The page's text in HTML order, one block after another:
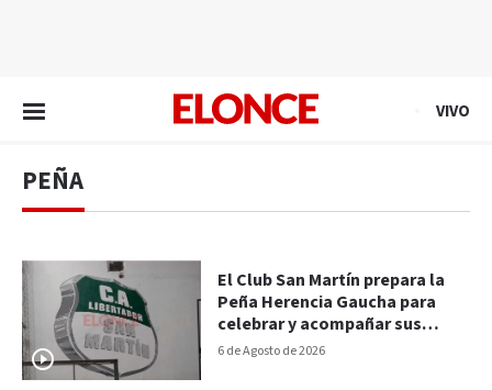
VIVO
PEÑA
6 de Agosto de 2026
El Club San Martín prepara la
Peña Herencia Gaucha para
celebrar y acompañar sus
nuevas obras